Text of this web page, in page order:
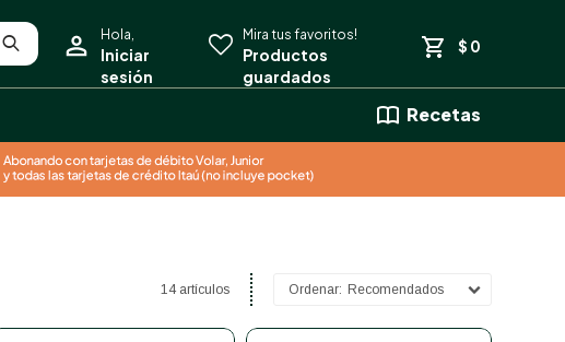
Recetas
$ 0
14 artículos Recomendados